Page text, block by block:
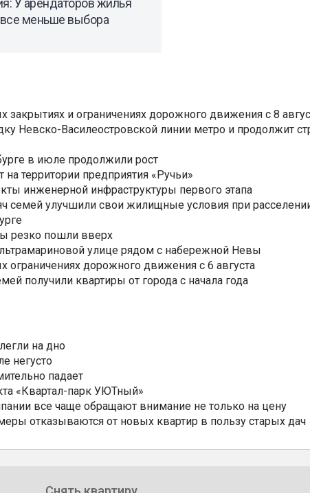
У арендаторов жилья
все меньше выбора
и ограничениях дорожного движения с 8
Невско-Василеостровской линии метро и продолжит
в июле продолжили рост
территории предприятия «Ручьи»
инженерной инфраструктуры первого этапа
семей улучшили свои жилищные условия при
резко пошли вверх
улице рядом с набережной Невы
дорожного движения с 6 августа
получили квартиры от города с начала года
на дно
негусто
падает
«Квартал-парк УЮТный»
все чаще обращают внимание не только на цену
отказываются от новых квартир в пользу старых дач